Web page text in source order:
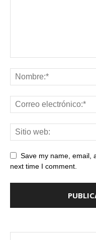
Save my name, email,
next time I comment.